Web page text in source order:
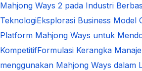
Mahjong Ways 2 pada Industri
TeknologiEksplorasi Business Model
Platform Mahjong Ways untuk
KompetitifFormulasi Kerangka
menggunakan Mahjong Ways dalam